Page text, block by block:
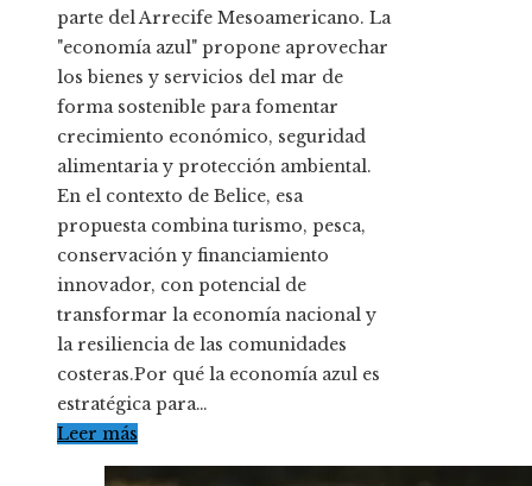
parte del Arrecife Mesoamericano. La
"economía azul" propone aprovechar
los bienes y servicios del mar de
forma sostenible para fomentar
crecimiento económico, seguridad
alimentaria y protección ambiental.
En el contexto de Belice, esa
propuesta combina turismo, pesca,
conservación y financiamiento
innovador, con potencial de
transformar la economía nacional y
la resiliencia de las comunidades
costeras.Por qué la economía azul es
estratégica para…
Leer más